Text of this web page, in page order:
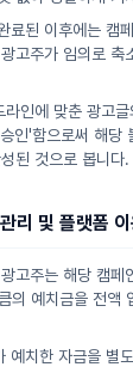
료된 이후에는 캠
고주가 임의로 축
라인에 맞춘 광고
인'함으로써 해당
된 것으로 봅니다.
리 및 플랫폼
고주는 해당 캠페
의 예치금을 전액
예치한 자금을 별